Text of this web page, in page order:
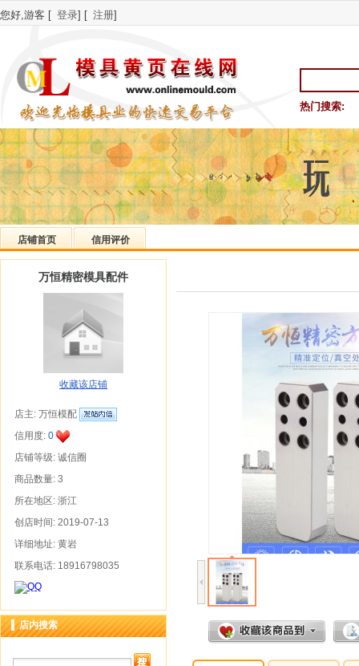
您好,游客 [ 登录] [ 注册]
热门搜索:
店铺首页 信用评价
万恒精密模具配件
收藏该店铺
店主: 万恒模配
信用度: 0
店铺等级: 诚信圈
商品数量: 3
所在地区: 浙江
创店时间: 2019-07-13
详细地址: 黄岩
联系电话: 18916798035
店内搜索